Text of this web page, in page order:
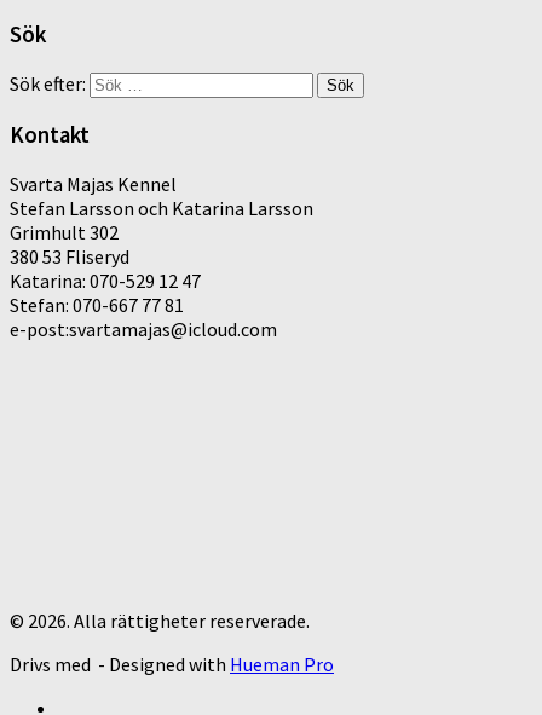
Sök
Sök efter:
Kontakt
Svarta Majas Kennel
Stefan Larsson och Katarina Larsson
Grimhult 302
380 53 Fliseryd
Katarina: 070-529 12 47
Stefan: 070-667 77 81
e-post:svartamajas@icloud.com
© 2026. Alla rättigheter reserverade.
Drivs med - Designed with Hueman Pro